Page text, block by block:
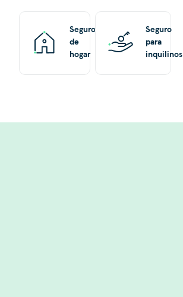
Seguro
de
hogar
Seguro
para
inquilinos